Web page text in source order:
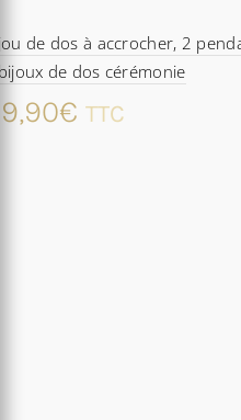
de dos à accrocher, 2
de dos cérémonie
€ TTC